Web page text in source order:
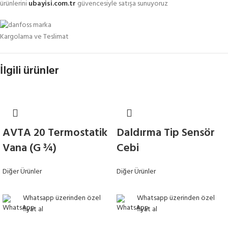
ürünleriniubayisi.com.tr güvencesiyle satışa sunuyoruz
Kargolama ve Teslimat
İlgili ürünler
AVTA 20 Termostatik
Vana (G ¾)
Diğer Ürünler
Whatsapp üzerinden özel
fiyat al
Daldırma Tip Sensör
Cebi
Diğer Ürünler
Whatsapp üzerinden özel
fiyat al